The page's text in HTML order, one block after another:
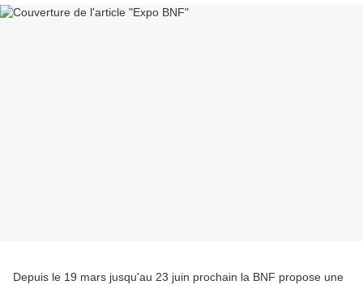
Depuis le 19 mars jusqu'au 23 juin prochain la BNF propose une